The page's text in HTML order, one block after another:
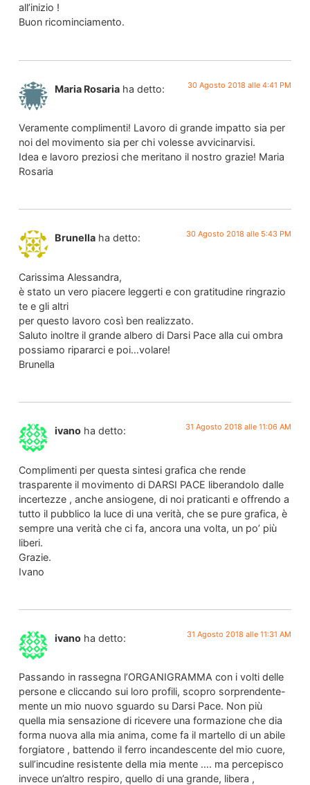
all’inizio !
Buon ricominciamento.
Maria Rosaria ha detto: 30 Agosto 2018 alle 4:41 PM
Veramente complimenti! Lavoro di grande impatto sia per
noi del movimento sia per chi volesse avvicinarvisi.
Idea e lavoro preziosi che meritano il nostro grazie! Maria
Rosaria
Brunella ha detto: 30 Agosto 2018 alle 5:43 PM
Carissima Alessandra,
è stato un vero piacere leggerti e con gratitudine ringrazio
te e gli altri
per questo lavoro così ben realizzato.
Saluto inoltre il grande albero di Darsi Pace alla cui ombra
possiamo ripararci e poi…volare!
Brunella
ivano ha detto: 31 Agosto 2018 alle 11:06 AM
Complimenti per questa sintesi grafica che rende
trasparente il movimento di DARSI PACE liberandolo dalle
incertezze , anche ansiogene, di noi praticanti e offrendo a
tutto il pubblico la luce di una verità, che se pure grafica, è
sempre una verità che ci fa, ancora una volta, un po’ più
liberi.
Grazie.
Ivano
ivano ha detto: 31 Agosto 2018 alle 11:31 AM
Passando in rassegna l’ORGANIGRAMMA con i volti delle
persone e cliccando sui loro profili, scopro sorprendente-
mente un mio nuovo sguardo su Darsi Pace. Non più
quella mia sensazione di ricevere una formazione che dia
forma nuova alla mia anima, come fa il martello di un abile
forgiatore , battendo il ferro incandescente del mio cuore,
sull’incudine resistente della mia mente …. ma percepisco
invece un’altro respiro, quello di una grande, libera ,